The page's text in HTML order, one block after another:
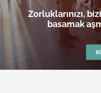
Zorluklarınızı,
basamak